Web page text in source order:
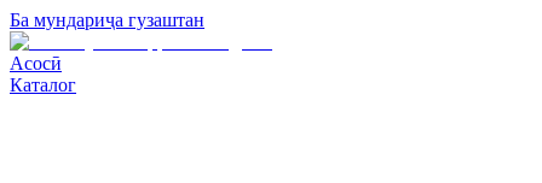
Ба мундариҷа гузаштан
Асосӣ
Каталог